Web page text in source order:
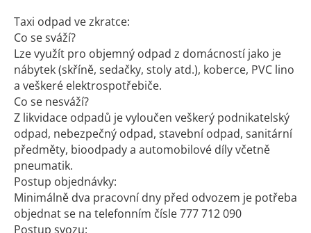
Taxi odpad ve zkratce:
Co se sváží?
Lze využít pro objemný odpad z domácností jako je
nábytek (skříně, sedačky, stoly atd.), koberce, PVC lino
a veškeré elektrospotřebiče.
Co se nesváží?
Z likvidace odpadů je vyloučen veškerý podnikatelský
odpad, nebezpečný odpad, stavební odpad, sanitární
předměty, bioodpady a automobilové díly včetně
pneumatik.
Postup objednávky:
Minimálně dva pracovní dny před odvozem je potřeba
objednat se na telefonním čísle 777 712 090
Postup svozu: